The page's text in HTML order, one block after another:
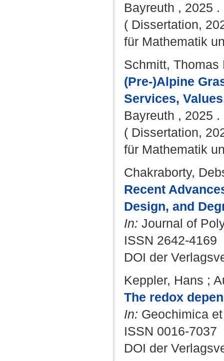
Bayreuth , 2025 .
( Dissertation,
für Mathematik
Schmitt, Thomas
(Pre-)Alpine
Services,
Bayreuth , 2025
( Dissertation,
für Mathematik
Chakraborty,
Recent
Design, and
In: Journal of
ISSN 2642-4169
DOI der
Keppler, Hans ;
The redox
In: Geochimica
ISSN 0016-7037
DOI der